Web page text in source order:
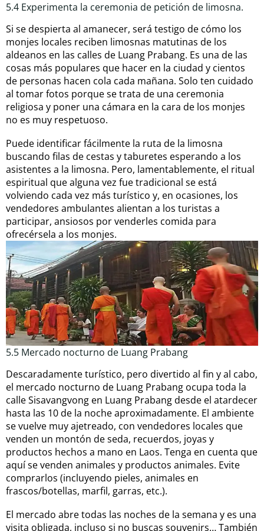
5.4 Experimenta la ceremonia de petición de limosna.
Si se despierta al amanecer, será testigo de cómo los
monjes locales reciben limosnas matutinas de los
aldeanos en las calles de Luang Prabang. Es una de las
cosas más populares que hacer en la ciudad y cientos
de personas hacen cola cada mañana. Solo ten cuidado
al tomar fotos porque se trata de una ceremonia
religiosa y poner una cámara en la cara de los monjes
no es muy respetuoso.
Puede identificar fácilmente la ruta de la limosna
buscando filas de cestas y taburetes esperando a los
asistentes a la limosna. Pero, lamentablemente, el ritual
espiritual que alguna vez fue tradicional se está
volviendo cada vez más turístico y, en ocasiones, los
vendedores ambulantes alientan a los turistas a
participar, ansiosos por venderles comida para
ofrecérsela a los monjes.
5.5 Mercado nocturno de Luang Prabang
Descaradamente turístico, pero divertido al fin y al cabo,
el mercado nocturno de Luang Prabang ocupa toda la
calle Sisavangvong en Luang Prabang desde el atardecer
hasta las 10 de la noche aproximadamente. El ambiente
se vuelve muy ajetreado, con vendedores locales que
venden un montón de seda, recuerdos, joyas y
productos hechos a mano en Laos. Tenga en cuenta que
aquí se venden animales y productos animales. Evite
comprarlos (incluyendo pieles, animales en
frascos/botellas, marfil, garras, etc.).
El mercado abre todas las noches de la semana y es una
visita obligada, incluso si no buscas souvenirs… También